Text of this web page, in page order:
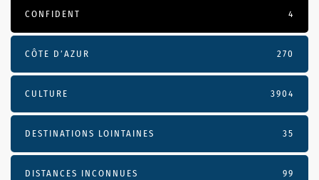
CONFIDENT 4
CÔTE D’AZUR 270
CULTURE 3904
DESTINATIONS LOINTAINES 35
DISTANCES INCONNUES 99